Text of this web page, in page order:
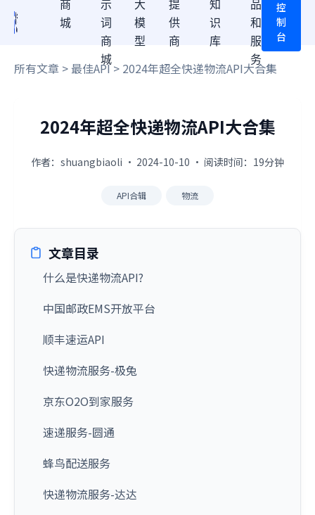
商
城
示
词
商
城
大
模
型
提
供
商
知
识
库
品
和
服
务
控
制
台
所有文章 > 最佳API> 2024年超全快递物流API大合集
2024年超全快递物流API大合集
作者：shuangbiaoli · 2024-10-10 · 阅读时间：19分钟
API合辑 物流
文章目录
什么是快递物流API?
中国邮政EMS开放平台
顺丰速运API
快递物流服务-极兔
京东O2O到家服务
速递服务-圆通
蜂鸟配送服务
快递物流服务-达达